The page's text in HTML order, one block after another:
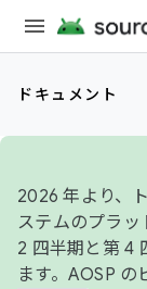
ドキュメント
2026 年より、
ステムのプラ
2 四半期と第 4
ます。AOSP の